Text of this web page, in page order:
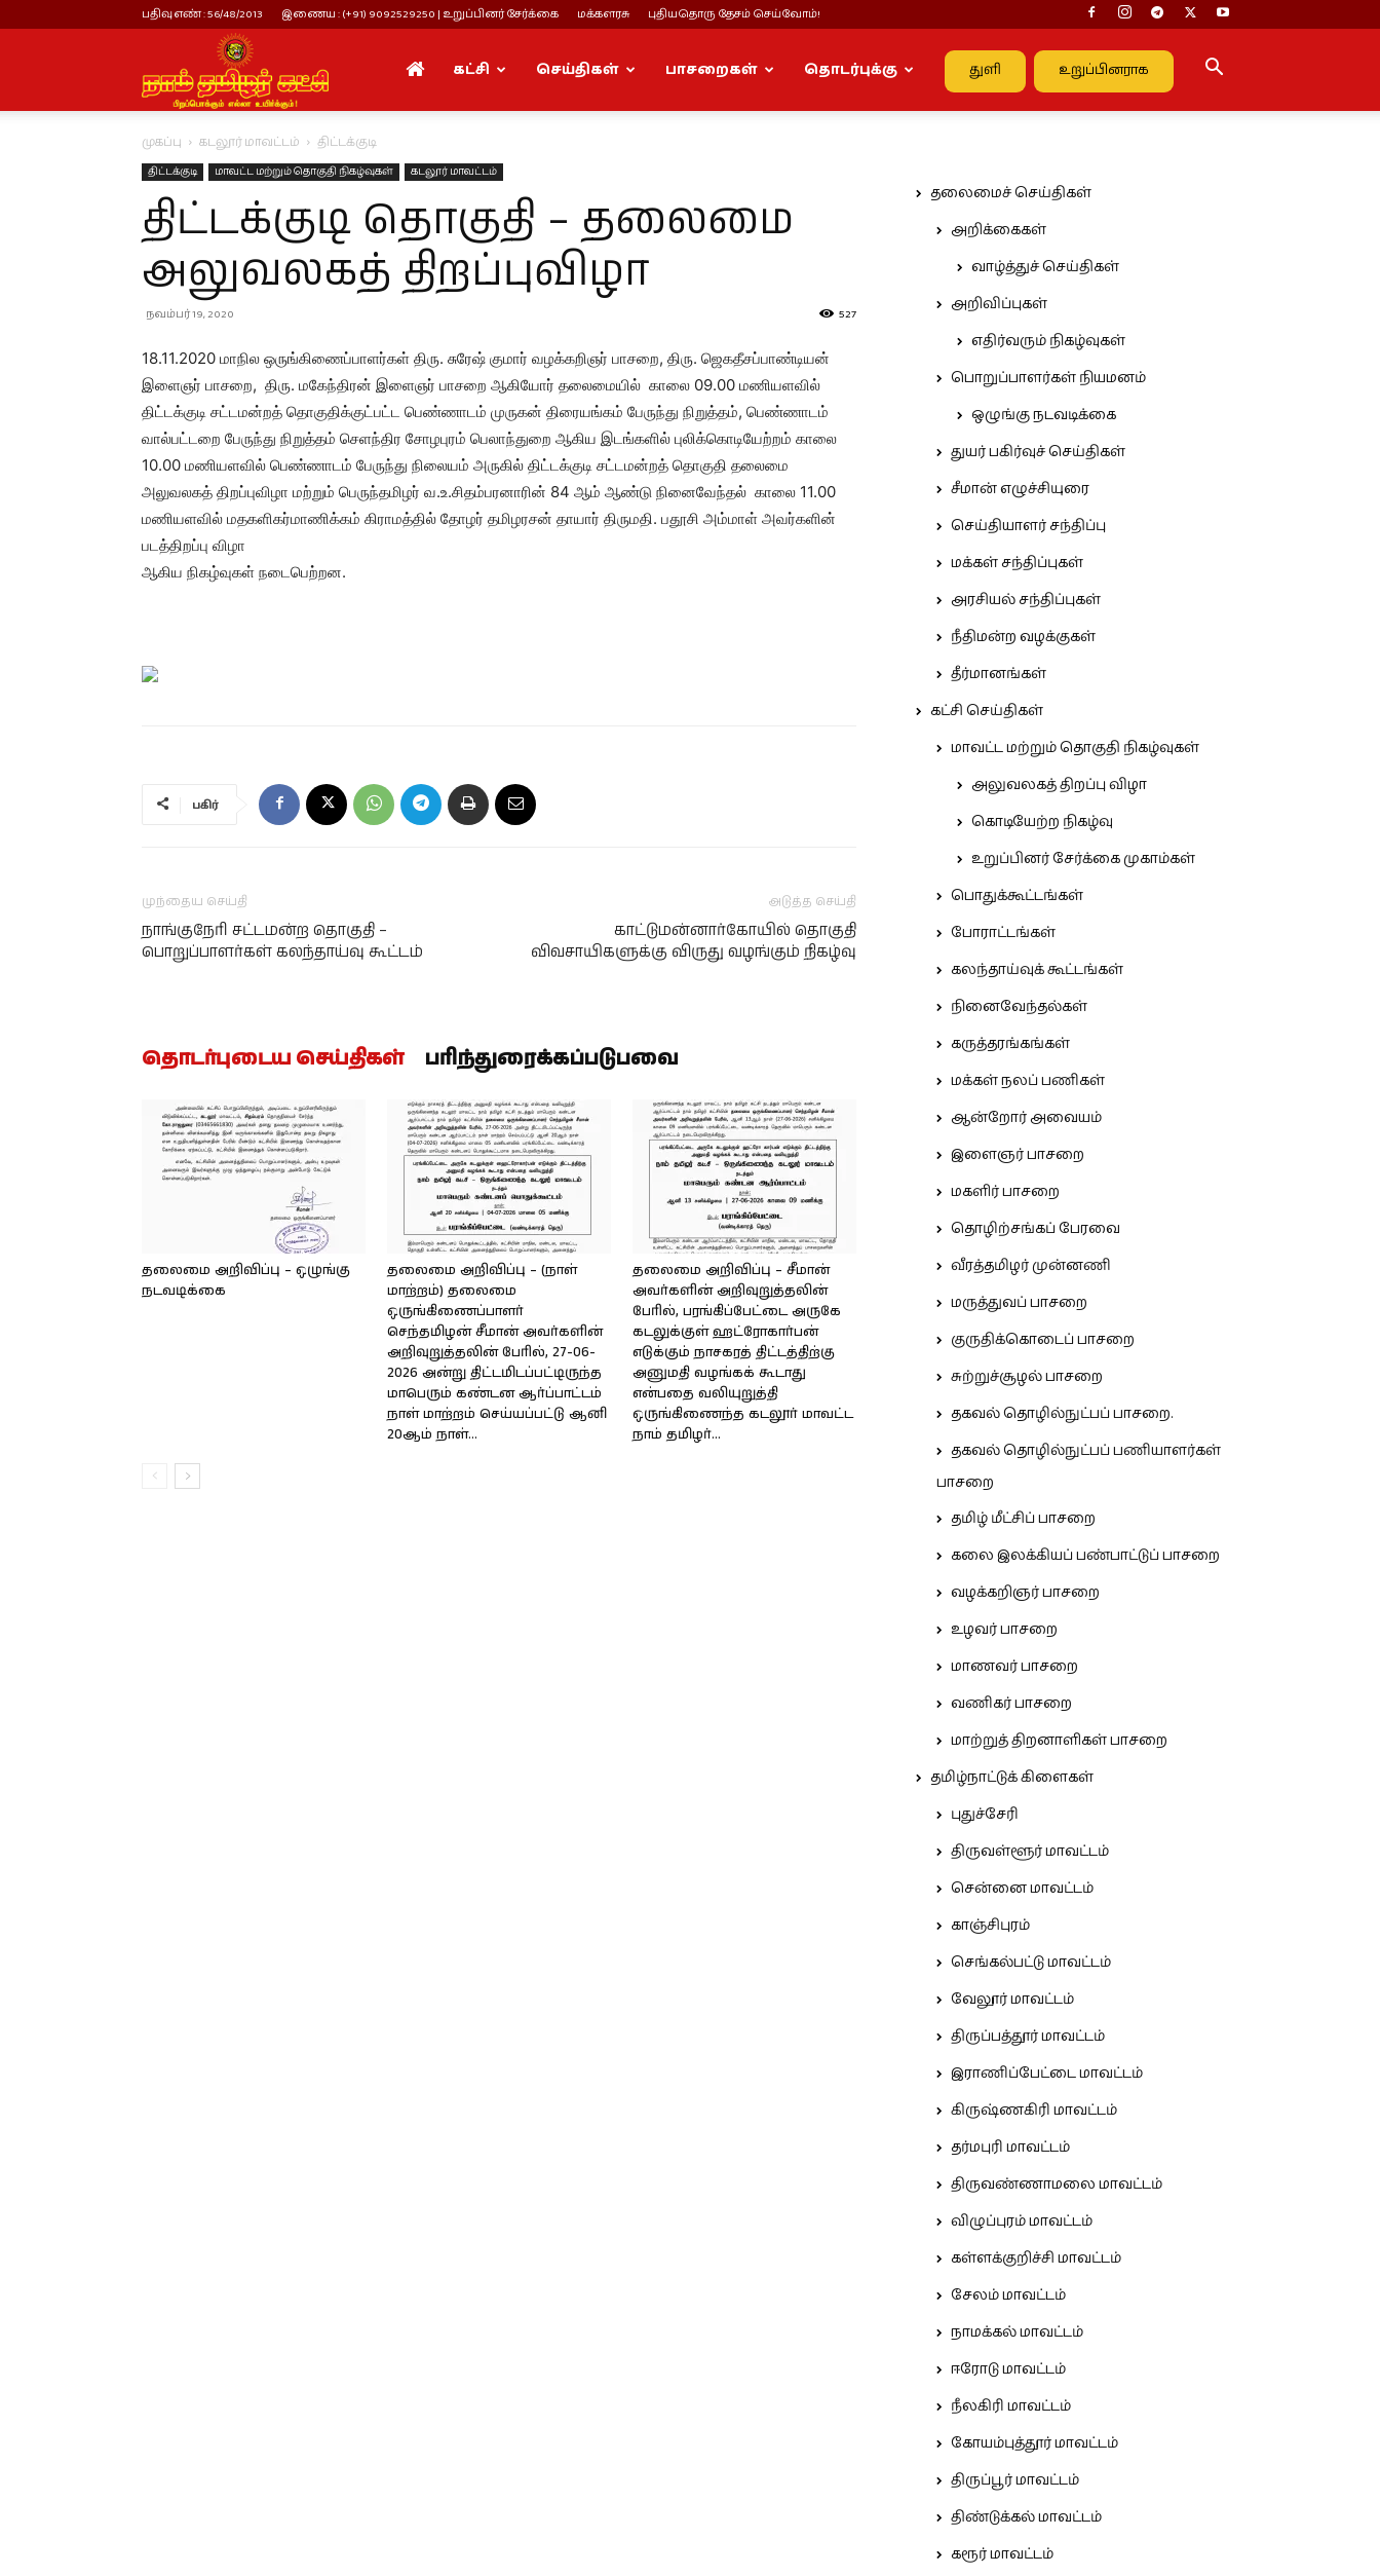
பதிவு எண் : 56/48/2013 இணைய : (+91) 9092529250 | உறுப்பினர் சேர்க்கை மக்களரசு புதியதொரு தேசம் செய்வோம்!
துளி உறுப்பினராக
நாம்
தமிழர்
கட்சி
கட்சி செய்திகள் பாசறைகள் தொடர்புக்கு
முகப்பு கடலூர் மாவட்டம் திட்டக்குடி
திட்டக்குடி மாவட்ட மற்றும் தொகுதி நிகழ்வுகள் கடலூர் மாவட்டம்
திட்டக்குடி தொகுதி – தலைமை
அலுவலகத் திறப்புவிழா
நவம்பர் 19, 2020 527
18.11.2020 மாநில ஒருங்கிணைப்பாளர்கள் திரு. சுரேஷ் குமார் வழக்கறிஞர் பாசறை, திரு. ஜெகதீசப்பாண்டியன்
இளைஞர் பாசறை, திரு. மகேந்திரன் இளைஞர் பாசறை ஆகியோர் தலைமையில் காலை 09.00 மணியளவில்
திட்டக்குடி சட்டமன்றத் தொகுதிக்குட்பட்ட பெண்ணாடம் முருகன் திரையங்கம் பேருந்து நிறுத்தம், பெண்ணாடம்
வால்பட்டறை பேருந்து நிறுத்தம் செளந்திர சோழபுரம் பெலாந்துறை ஆகிய இடங்களில் புலிக்கொடியேற்றம் காலை
10.00 மணியளவில் பெண்ணாடம் பேருந்து நிலையம் அருகில் திட்டக்குடி சட்டமன்றத் தொகுதி தலைமை
அலுவலகத் திறப்புவிழா மற்றும் பெருந்தமிழர் வ.உ.சிதம்பரனாரின் 84 ஆம் ஆண்டு நினைவேந்தல் காலை 11.00
மணியளவில் மதகளிகர்மாணிக்கம் கிராமத்தில் தோழர் தமிழரசன் தாயார் திருமதி. பதூசி அம்மாள் அவர்களின்
படத்திறப்பு விழா
ஆகிய நிகழ்வுகள் நடைபெற்றன.
பகிர்
முந்தைய செய்தி
நாங்குநேரி சட்டமன்ற தொகுதி –
பொறுப்பாளர்கள் கலந்தாய்வு கூட்டம்
அடுத்த செய்தி
காட்டுமன்னார்கோயில் தொகுதி
விவசாயிகளுக்கு விருது வழங்கும் நிகழ்வு
தொடர்புடைய செய்திகள் பரிந்துரைக்கப்படுபவை
தலைமை அறிவிப்பு – ஒழுங்கு
நடவடிக்கை
தலைமை அறிவிப்பு – (நாள்
மாற்றம்) தலைமை
ஒருங்கிணைப்பாளர்
செந்தமிழன் சீமான் அவர்களின்
அறிவுறுத்தலின் பேரில், 27-06-
2026 அன்று திட்டமிடப்பட்டிருந்த
மாபெரும் கண்டன ஆர்ப்பாட்டம்
நாள் மாற்றம் செய்யப்பட்டு ஆனி
20ஆம் நாள்...
தலைமை அறிவிப்பு – சீமான்
அவர்களின் அறிவுறுத்தலின்
பேரில், பரங்கிப்பேட்டை அருகே
கடலுக்குள் ஹட்ரோகார்பன்
எடுக்கும் நாசகரத் திட்டத்திற்கு
அனுமதி வழங்கக் கூடாது
என்பதை வலியுறுத்தி
ஒருங்கிணைந்த கடலூர் மாவட்ட
நாம் தமிழர்...
தலைமைச் செய்திகள்
அறிக்கைகள்
வாழ்த்துச் செய்திகள்
அறிவிப்புகள்
எதிர்வரும் நிகழ்வுகள்
பொறுப்பாளர்கள் நியமனம்
ஒழுங்கு நடவடிக்கை
துயர் பகிர்வுச் செய்திகள்
சீமான் எழுச்சியுரை
செய்தியாளர் சந்திப்பு
மக்கள் சந்திப்புகள்
அரசியல் சந்திப்புகள்
நீதிமன்ற வழக்குகள்
தீர்மானங்கள்
கட்சி செய்திகள்
மாவட்ட மற்றும் தொகுதி நிகழ்வுகள்
அலுவலகத் திறப்பு விழா
கொடியேற்ற நிகழ்வு
உறுப்பினர் சேர்க்கை முகாம்கள்
பொதுக்கூட்டங்கள்
போராட்டங்கள்
கலந்தாய்வுக் கூட்டங்கள்
நினைவேந்தல்கள்
கருத்தரங்கங்கள்
மக்கள் நலப் பணிகள்
ஆன்றோர் அவையம்
இளைஞர் பாசறை
மகளிர் பாசறை
தொழிற்சங்கப் பேரவை
வீரத்தமிழர் முன்னணி
மருத்துவப் பாசறை
குருதிக்கொடைப் பாசறை
சுற்றுச்சூழல் பாசறை
தகவல் தொழில்நுட்பப் பாசறை.
தகவல் தொழில்நுட்பப் பணியாளர்கள்
பாசறை
தமிழ் மீட்சிப் பாசறை
கலை இலக்கியப் பண்பாட்டுப் பாசறை
வழக்கறிஞர் பாசறை
உழவர் பாசறை
மாணவர் பாசறை
வணிகர் பாசறை
மாற்றுத் திறனாளிகள் பாசறை
தமிழ்நாட்டுக் கிளைகள்
புதுச்சேரி
திருவள்ளூர் மாவட்டம்
சென்னை மாவட்டம்
காஞ்சிபுரம்
செங்கல்பட்டு மாவட்டம்
வேலூர் மாவட்டம்
திருப்பத்தூர் மாவட்டம்
இராணிப்பேட்டை மாவட்டம்
கிருஷ்ணகிரி மாவட்டம்
தர்மபுரி மாவட்டம்
திருவண்ணாமலை மாவட்டம்
விழுப்புரம் மாவட்டம்
கள்ளக்குறிச்சி மாவட்டம்
சேலம் மாவட்டம்
நாமக்கல் மாவட்டம்
ஈரோடு மாவட்டம்
நீலகிரி மாவட்டம்
கோயம்புத்தூர் மாவட்டம்
திருப்பூர் மாவட்டம்
திண்டுக்கல் மாவட்டம்
கரூர் மாவட்டம்